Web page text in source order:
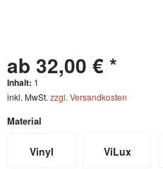
ab 32,00 € *
Inhalt: 1
inkl. MwSt. zzgl. Versandkosten
Material
Vinyl ViLux